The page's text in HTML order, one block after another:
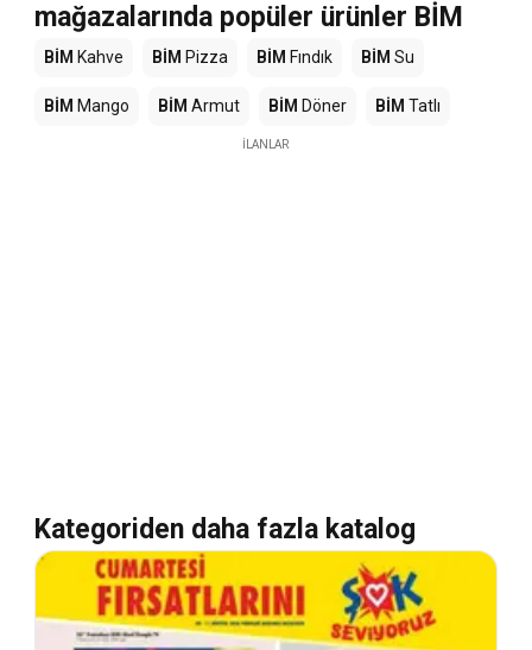
mağazalarında popüler ürünler BİM
BİM Kahve BİM Pizza BİM Fındık BİM Su
BİM Mango BİM Armut BİM Döner BİM Tatlı
İLANLAR
Kategoriden daha fazla katalog